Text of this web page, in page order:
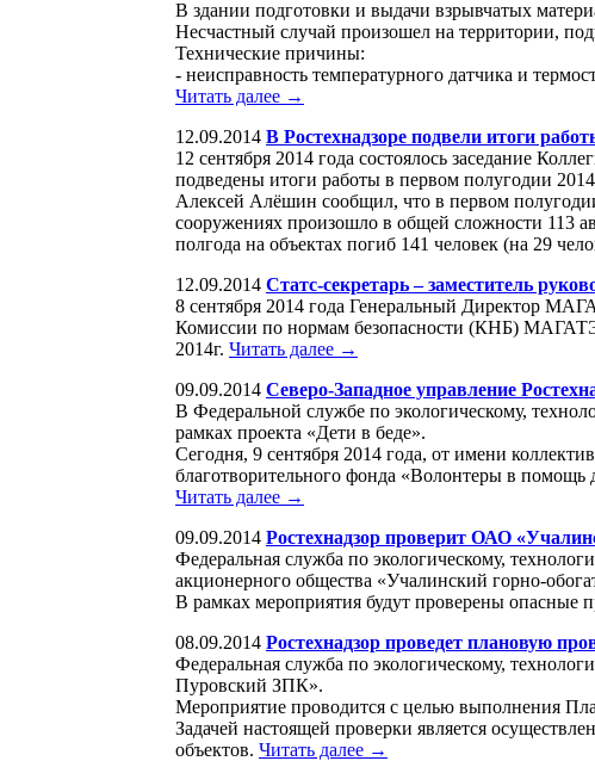
В здании подготовки и выдачи взрывчатых
Несчастный случай произошел на территории,
Технические причины:
- неисправность температурного датчика и
Читать далее →
12.09.2014 В Ростехнадзоре подвели итоги
12 сентября 2014 года состоялось заседание
подведены итоги работы в первом полугодии
Алексей Алёшин сообщил, что в первом
сооружениях произошло в общей сложности 113
полгода на объектах погиб 141 человек (на 29
12.09.2014 Cтатс-секретарь – заместитель
8 сентября 2014 года Генеральный Директор
Комиссии по нормам безопасности (КНБ) МАГАТЭ
2014г. Читать далее →
09.09.2014 Северо-Западное управление
В Федеральной службе по экологическому,
рамках проекта «Дети в беде».
Сегодня, 9 сентября 2014 года, от имени
благотворительного фонда «Волонтеры в помощь
Читать далее →
09.09.2014 Ростехнадзор проверит ОАО
Федеральная служба по экологическому,
акционерного общества «Учалинский горно-
В рамках мероприятия будут проверены опасные
08.09.2014 Ростехнадзор проведет плановую
Федеральная служба по экологическому,
Пуровский ЗПК».
Мероприятие проводится с целью выполнения
Задачей настоящей проверки является
объектов. Читать далее →